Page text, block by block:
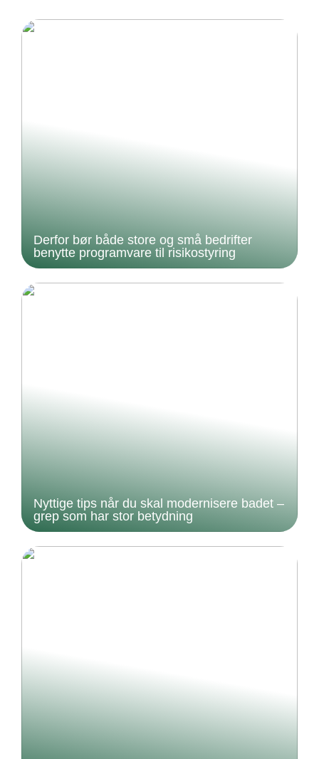
Derfor bør både store og små bedrifter
benytte programvare til risikostyring
Nyttige tips når du skal modernisere badet –
grep som har stor betydning